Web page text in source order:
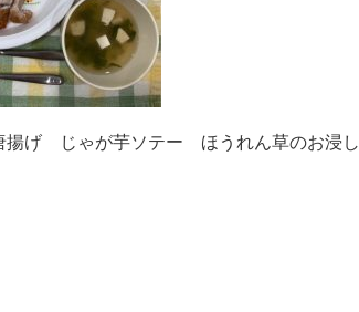
げ じゃが芋ソテー ほうれん草のお浸し